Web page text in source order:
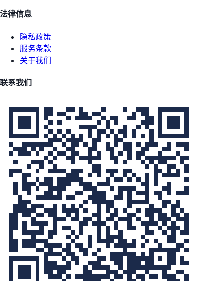
法律信息
隐私政策
服务条款
关于我们
联系我们